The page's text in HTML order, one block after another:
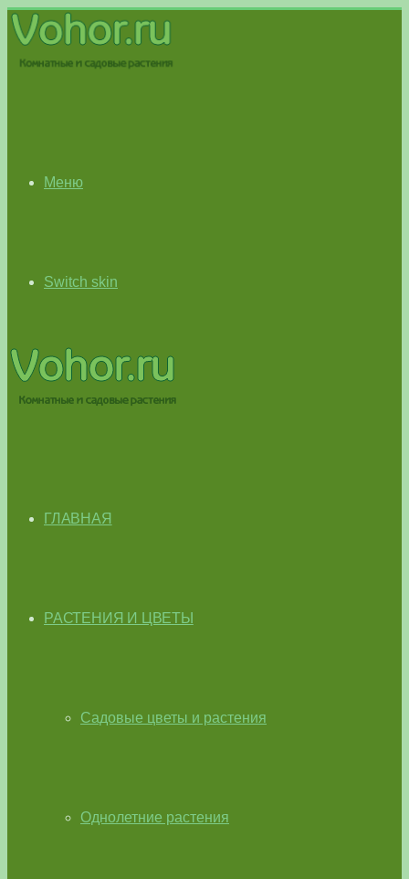
Меню
Switch skin
ГЛАВНАЯ
РАСТЕНИЯ И ЦВЕТЫ
Садовые цветы и растения
Однолетние растения